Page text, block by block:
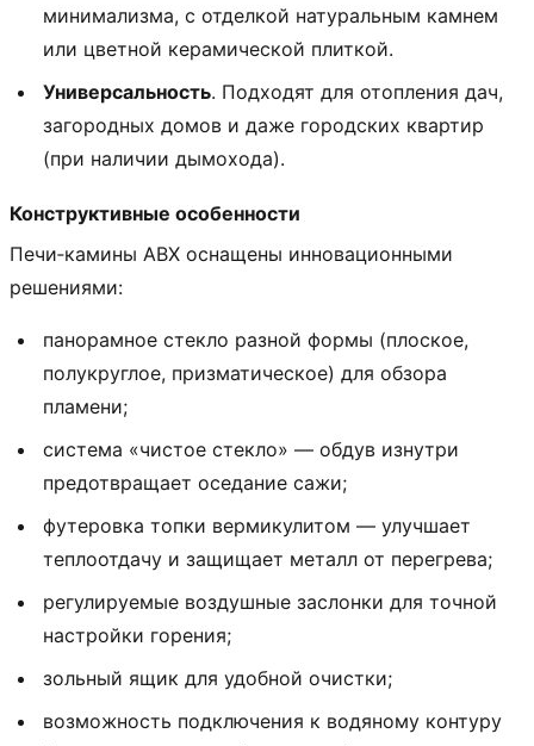
минимализма, с отделкой натуральным камнем
или цветной керамической плиткой.
Универсальность. Подходят для отопления дач,
загородных домов и даже городских квартир
(при наличии дымохода).
Конструктивные особенности
Печи‑камины ABX оснащены инновационными
решениями:
панорамное стекло разной формы (плоское,
полукруглое, призматическое) для обзора
пламени;
система «чистое стекло» — обдув изнутри
предотвращает оседание сажи;
футеровка топки вермикулитом — улучшает
теплоотдачу и защищает металл от перегрева;
регулируемые воздушные заслонки для точной
настройки горения;
зольный ящик для удобной очистки;
возможность подключения к водяному контуру